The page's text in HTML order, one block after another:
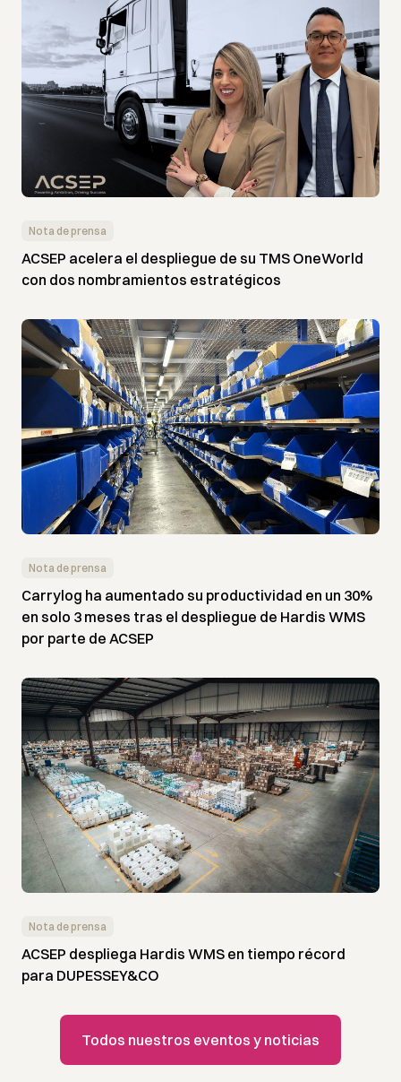
Nota de prensa
ACSEP acelera el despliegue de su TMS OneWorld
con dos nombramientos estratégicos
Nota de prensa
Carrylog ha aumentado su productividad en un 30%
en solo 3 meses tras el despliegue de Hardis WMS
por parte de ACSEP
Nota de prensa
ACSEP despliega Hardis WMS en tiempo récord
para DUPESSEY&CO
Todos nuestros eventos y noticias